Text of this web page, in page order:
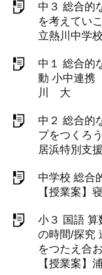
中３ 総合的
を考えてい
立熱川中学
中１ 総合的
動 小中連携
川 大
中２ 総合的
プをつくろ
居浜特別支
中学校 総合
【授業案】
小３ 国語 算
の時間/探究
をつたえ合
【授業案】